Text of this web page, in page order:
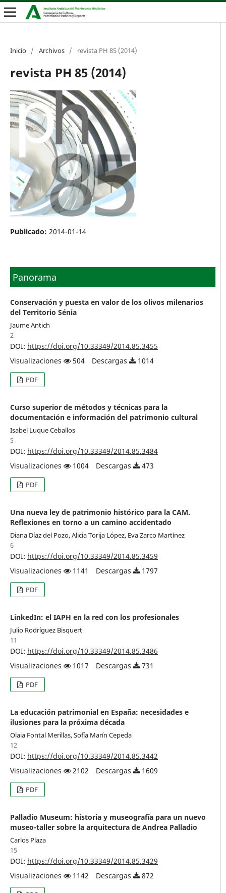
Inicio / Archivos / revista PH 85 (2014)
revista PH 85 (2014)
Publicado: 2014-01-14
Panorama
Conservación y puesta en valor de los olivos milenarios
del Territorio Sénia
Jaume Antich
2
DOI: https://doi.org/10.33349/2014.85.3455
Visualizaciones
504 Descargas 1014
PDF
Curso superior de métodos y técnicas para la
documentación e información del patrimonio cultural
Isabel Luque Ceballos
5
DOI: https://doi.org/10.33349/2014.85.3484
Visualizaciones
1004 Descargas 473
PDF
Una nueva ley de patrimonio histórico para la CAM.
Reflexiones en torno a un camino accidentado
Diana Díaz del Pozo, Alicia Torija López, Eva Zarco Martínez
6
DOI: https://doi.org/10.33349/2014.85.3459
Visualizaciones
1141 Descargas 1797
PDF
LinkedIn: el IAPH en la red con los profesionales
Julio Rodríguez Bisquert
11
DOI: https://doi.org/10.33349/2014.85.3486
Visualizaciones
1017 Descargas 731
PDF
La educación patrimonial en España: necesidades e
ilusiones para la próxima década
Olaia Fontal Merillas, Sofía Marín Cepeda
12
DOI: https://doi.org/10.33349/2014.85.3442
Visualizaciones
2102 Descargas 1609
PDF
Palladio Museum: historia y museografía para un nuevo
museo-taller sobre la arquitectura de Andrea Palladio
Carlos Plaza
15
DOI: https://doi.org/10.33349/2014.85.3429
Visualizaciones
1142 Descargas 872